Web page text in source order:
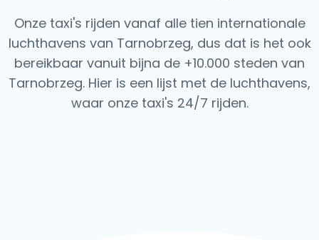
Onze taxi's rijden vanaf alle tien internationale
luchthavens van Tarnobrzeg, dus dat is het ook
bereikbaar vanuit bijna de +10.000 steden van
Tarnobrzeg. Hier is een lijst met de luchthavens,
waar onze taxi's 24/7 rijden.